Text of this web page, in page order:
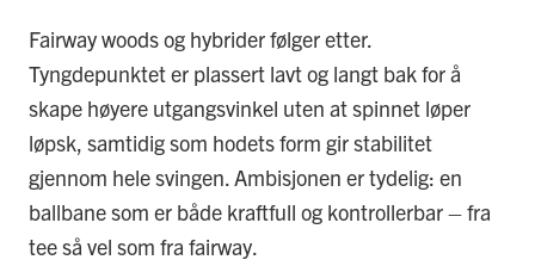
Fairway woods og hybrider følger etter.
Tyngdepunktet er plassert lavt og langt bak for å
skape høyere utgangsvinkel uten at spinnet løper
løpsk, samtidig som hodets form gir stabilitet
gjennom hele svingen. Ambisjonen er tydelig: en
ballbane som er både kraftfull og kontrollerbar – fra
tee så vel som fra fairway.